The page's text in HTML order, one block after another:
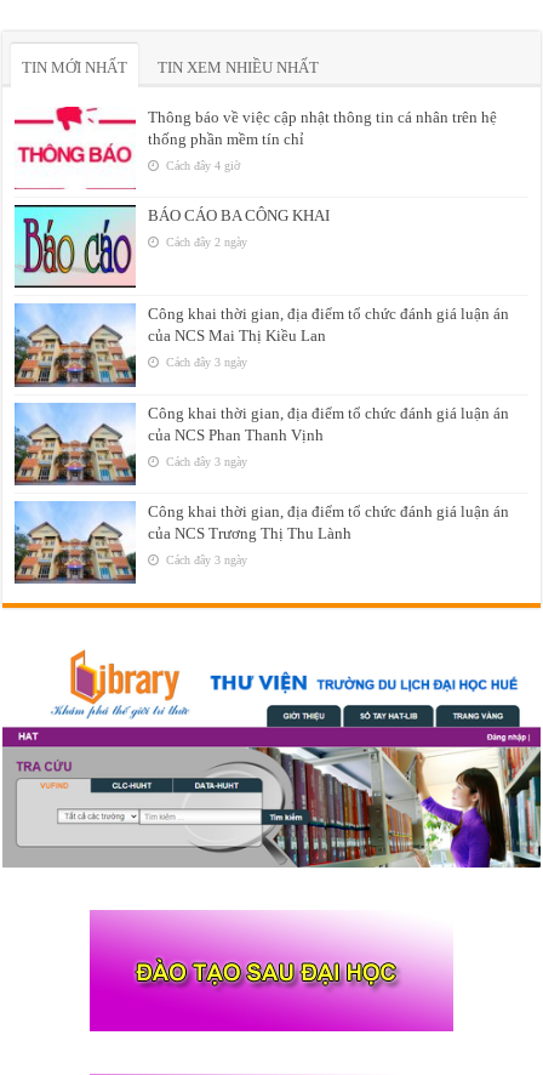
TIN MỚI NHẤT TIN XEM NHIỀU NHẤT
Thông báo về việc cập nhật thông tin cá nhân trên hệ
thống phần mềm tín chỉ
Cách đây 4 giờ
BÁO CÁO BA CÔNG KHAI
Cách đây 2 ngày
Công khai thời gian, địa điểm tổ chức đánh giá luận án
của NCS Mai Thị Kiều Lan
Cách đây 3 ngày
Công khai thời gian, địa điểm tổ chức đánh giá luận án
của NCS Phan Thanh Vịnh
Cách đây 3 ngày
Công khai thời gian, địa điểm tổ chức đánh giá luận án
của NCS Trương Thị Thu Lành
Cách đây 3 ngày